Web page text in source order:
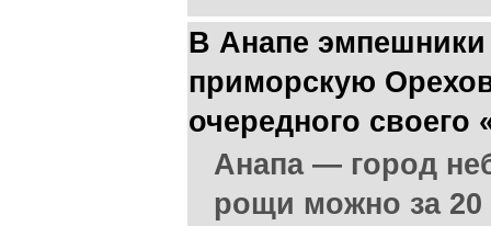
В Анапе эмпешники
приморскую
очередного своего
Анапа — город
рощи можно за 20